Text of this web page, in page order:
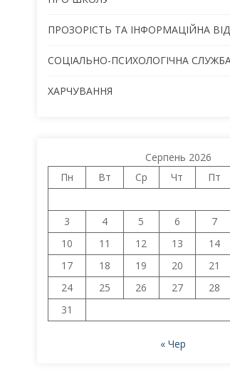
ПРОЗОРІСТЬ ТА ІНФОРМАЦІЙНА
СОЦІАЛЬНО-ПСИХОЛОГІЧНА
ХАРЧУВАННЯ
Серпень 2026
Пн
Вт Ср Чт Пт
3
4 5 6 7
10
11 12 13 14
17
18 19 20 21
24
25 26 27 28
31
« Чер